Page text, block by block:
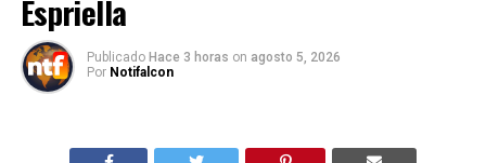
Espriella
Publicado Hace 3 horas on agosto 5, 2026
Por Notifalcon